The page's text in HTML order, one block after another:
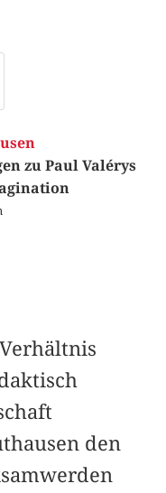
zu Paul Valérys
den